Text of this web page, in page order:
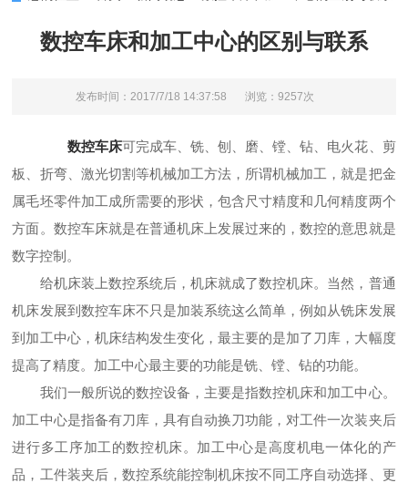
数控车床和加工中心的区别与联系
发布时间：2017/7/18 14:37:58 浏览：9257次
数控车床可完成车、铣、刨、磨、镗、钻、电火花、剪
板、折弯、激光切割等机械加工方法，所谓机械加工，就是把金
属毛坯零件加工成所需要的形状，包含尺寸精度和几何精度两个
方面。数控车床就是在普通机床上发展过来的，数控的意思就是
数字控制。
给机床装上数控系统后，机床就成了数控机床。当然，普通
机床发展到数控车床不只是加装系统这么简单，例如从铣床发展
到加工中心，机床结构发生变化，最主要的是加了刀库，大幅度
提高了精度。加工中心最主要的功能是铣、镗、钻的功能。
我们一般所说的数控设备，主要是指数控机床和加工中心。
加工中心是指备有刀库，具有自动换刀功能，对工件一次装夹后
进行多工序加工的数控机床。加工中心是高度机电一体化的产
品，工件装夹后，数控系统能控制机床按不同工序自动选择、更